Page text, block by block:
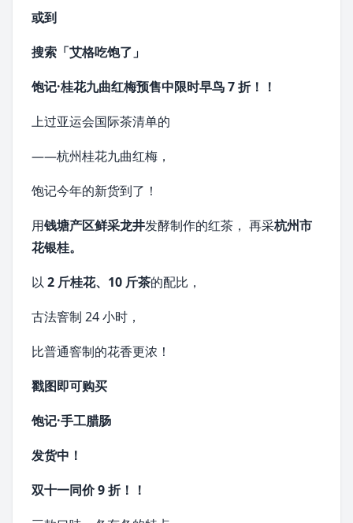
或到
搜索「艾格吃饱了」
饱记·桂花九曲红梅预售中限时早鸟 7 折！！
上过亚运会国际茶清单的
——杭州桂花九曲红梅，
饱记今年的新货到了！
用钱塘产区鲜采龙井发酵制作的红茶， 再采杭州市
花银桂。
以 2 斤桂花、10 斤茶的配比，
古法窨制 24 小时，
比普通窨制的花香更浓！
戳图即可购买
饱记·手工腊肠
发货中！
双十一同价 9 折！！